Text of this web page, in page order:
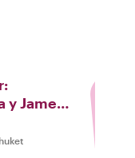
y James